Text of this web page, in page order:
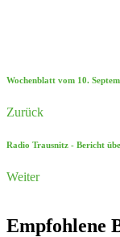
Wochenblatt vom 10.
Zurück
Radio Trausnitz - Bericht
Weiter
Empfohlene